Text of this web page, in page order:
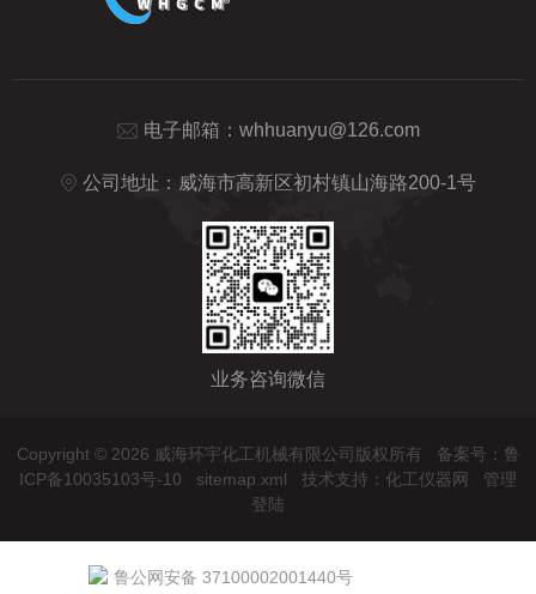
电子邮箱： whhuanyu@126.com
公司地址：威海市高新区初村镇山海路200-1号
业务咨询微信
Copyright © 2026 威海环宇化工机械有限公司版权所有 备案号：鲁
ICP备10035103号-10
sitemap.xml 技术支持： 化工仪器网
管理
登陆
鲁公网安备 37100002001440号